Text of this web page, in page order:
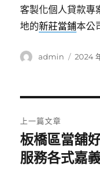
客製化個人貸款專
地的新莊當鋪本公
作
admin
發
2024
章
導
上一篇文章
上
一
板橋區當舖
服務各式嘉